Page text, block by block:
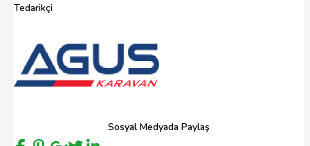
Tedarikçi
Sosyal Medyada Paylaş